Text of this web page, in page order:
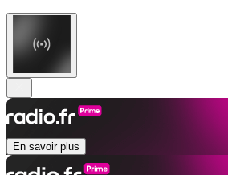
En savoir plus